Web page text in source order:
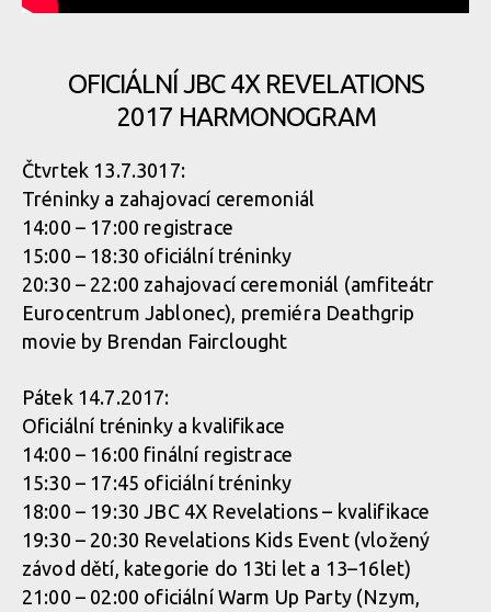
OFICIÁLNÍ JBC 4X REVELATIONS
2017 HARMONOGRAM
Čtvrtek 13.7.3017:
Tréninky a zahajovací ceremoniál
14:00 – 17:00 registrace
15:00 – 18:30 oficiální tréninky
20:30 – 22:00 zahajovací ceremoniál (amfiteátr
Eurocentrum Jablonec), premiéra Deathgrip
movie by Brendan Fairclought
Pátek 14.7.2017:
Oficiální tréninky a kvalifikace
14:00 – 16:00 finální registrace
15:30 – 17:45 oficiální tréninky
18:00 – 19:30 JBC 4X Revelations – kvalifikace
19:30 – 20:30 Revelations Kids Event (vložený
závod dětí, kategorie do 13ti let a 13–16let)
21:00 – 02:00 oficiální Warm Up Party (Nzym,